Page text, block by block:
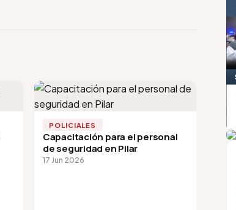
POLICIALES
Capacitación para el personal
de seguridad en Pilar
17 Jun 2026